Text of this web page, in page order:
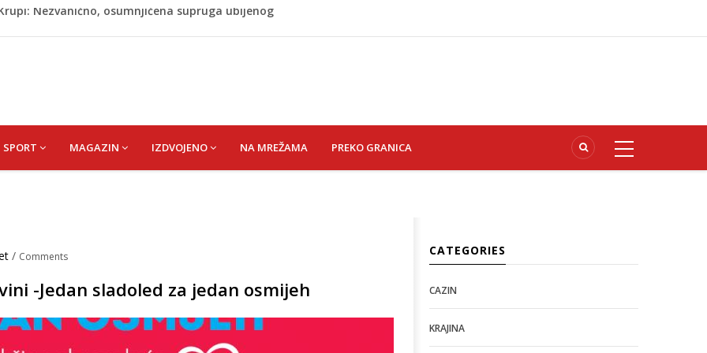
Senija – Sena
obilježavanja godišnjice: "Doživjela sam poniženje
sinu"
Nezvanično, osumnjičena supruga ubijenog
SPORT MAGAZIN IZDVOJENO NA MREŽAMA PREKO GRANICA
/ Comments
-Jedan sladoled za jedan osmijeh
CATEGORIES
CAZIN
KRAJINA